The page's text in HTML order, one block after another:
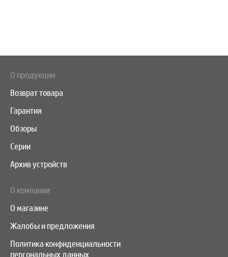
О продукции
Возврат товара
Гарантия
Обзоры
Серии
Архив устройств
О компании
О магазине
Жалобы и предложения
Политика конфиденциальности